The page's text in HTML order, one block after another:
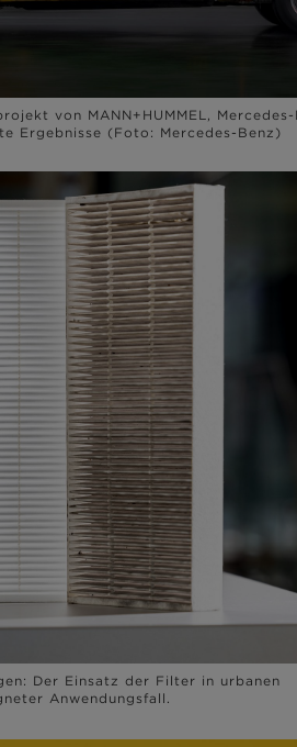
von MANN+HUMMEL, Mercedes-
Ergebnisse (Foto: Mercedes-Benz)
Der Einsatz der Filter in urbanen
Anwendungsfall.